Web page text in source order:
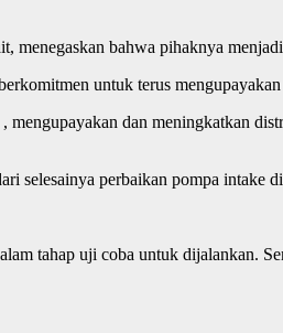
bahwa pihaknya
untuk terus
dan meningkatkan
selesainya perbaikan pompa intake
tahap uji coba untuk dijalankan.